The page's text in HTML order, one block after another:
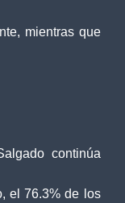
mientras que
continúa
el 76.3% de los